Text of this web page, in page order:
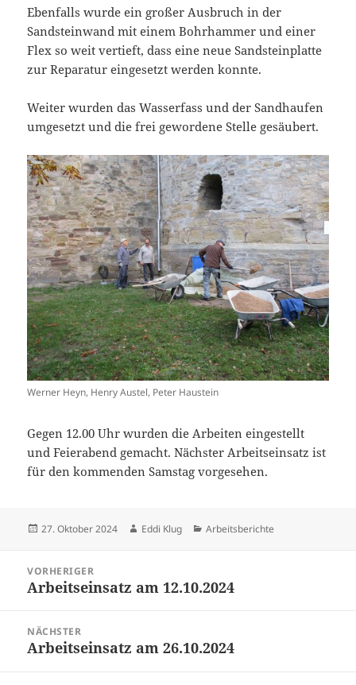
Ebenfalls wurde ein großer Ausbruch in der
Sandsteinwand mit einem Bohrhammer und einer
Flex so weit vertieft, dass eine neue Sandsteinplatte
zur Reparatur eingesetzt werden konnte.
Weiter wurden das Wasserfass und der Sandhaufen
umgesetzt und die frei gewordene Stelle gesäubert.
Werner Heyn, Henry Austel, Peter Haustein
Gegen 12.00 Uhr wurden die Arbeiten eingestellt
und Feierabend gemacht. Nächster Arbeitseinsatz ist
für den kommenden Samstag vorgesehen.
Veröffentlicht
27. Oktober 2024 Autor
Eddi Klug Kategorien
Arbeitsberichte
VORHERIGER
Vorheriger
Arbeitseinsatz am 12.10.2024
NÄCHSTER
Nächster
Arbeitseinsatz am 26.10.2024